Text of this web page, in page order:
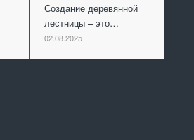
Создание деревянной
лестницы – это…
02.08.2025